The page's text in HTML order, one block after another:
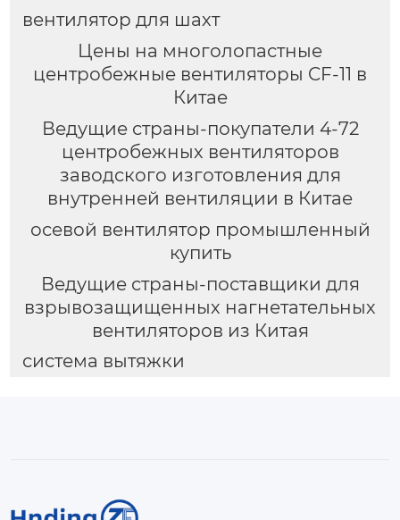
вентилятор для шахт
Цены на многолопастные
центробежные вентиляторы CF-11 в
Китае
Ведущие страны-покупатели 4-72
центробежных вентиляторов
заводского изготовления для
внутренней вентиляции в Китае
осевой вентилятор промышленный
купить
Ведущие страны-поставщики для
взрывозащищенных нагнетательных
вентиляторов из Китая
система вытяжки